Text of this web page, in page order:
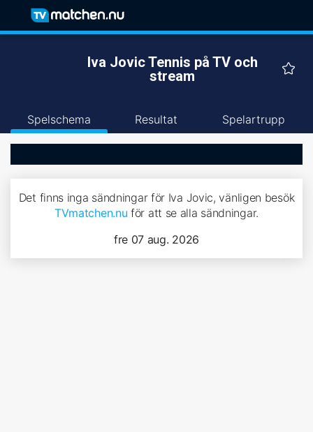
Iva Jovic Tennis på TV och
stream
Spelschema Resultat Spelartrupp
Det finns inga sändningar för Iva Jovic, vänligen besök
TVmatchen.nu för att se alla sändningar.
fre 07 aug. 2026